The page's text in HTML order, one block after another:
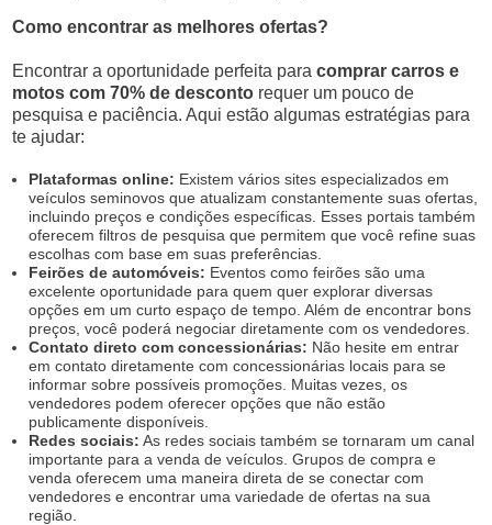
Como encontrar as melhores ofertas?
Encontrar a oportunidade perfeita paracomprar carros e
motos com 70% de desconto requer um pouco de
pesquisa e paciência. Aqui estão algumas estratégias para
te ajudar:
Plataformas online: Existem vários sites especializados em
veículos seminovos que atualizam constantemente suas ofertas,
incluindo preços e condições específicas. Esses portais também
oferecem filtros de pesquisa que permitem que você refine suas
escolhas com base em suas preferências.
Feirões de automóveis: Eventos como feirões são uma
excelente oportunidade para quem quer explorar diversas
opções em um curto espaço de tempo. Além de encontrar bons
preços, você poderá negociar diretamente com os vendedores.
Contato direto com concessionárias: Não hesite em entrar
em contato diretamente com concessionárias locais para se
informar sobre possíveis promoções. Muitas vezes, os
vendedores podem oferecer opções que não estão
publicamente disponíveis.
Redes sociais: As redes sociais também se tornaram um canal
importante para a venda de veículos. Grupos de compra e
venda oferecem uma maneira direta de se conectar com
vendedores e encontrar uma variedade de ofertas na sua
região.